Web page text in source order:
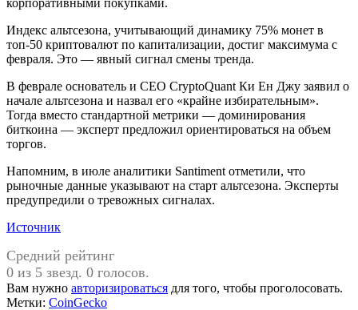
Индекс альтсезона, учитывающий динамику 75% монет в
топ-50 криптовалют по капитализации, достиг максимума с
февраля. Это — явный сигнал смены тренда.
В феврале основатель и CEO CryptoQuant Ки Ен Джу заявил о
начале альтсезона и назвал его «крайне избирательным».
Тогда вместо стандартной метрики — доминирования
биткоина — эксперт предложил ориентироваться на объем
торгов.
Напомним, в июле аналитики Santiment отметили, что
рыночные данные указывают на старт альтсезона. Эксперты
предупредили о тревожных сигналах.
Источник
Средний рейтинг
0 из 5 звезд. 0 голосов.
Вам нужно авторизироваться для того, чтобы проголосовать.
Метки: CoinGecko